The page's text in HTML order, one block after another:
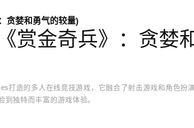
贪婪和勇气的较量)
赏金奇兵》：贪婪
打造的多人在线竞技游戏，它融合了射击游戏和角色扮
到独特而丰富的游戏体验。